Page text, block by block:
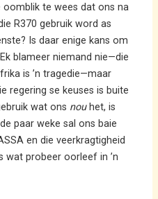
te wees dat ons na
R370 gebruik word as
Is daar enige kans om
blameer niemand nie—die
is ’n tragedie—maar
regering se keuses is buite
wat ons nouhet, is
paar weke sal ons baie
en die veerkragtigheid
wat probeer oorleef in ’n